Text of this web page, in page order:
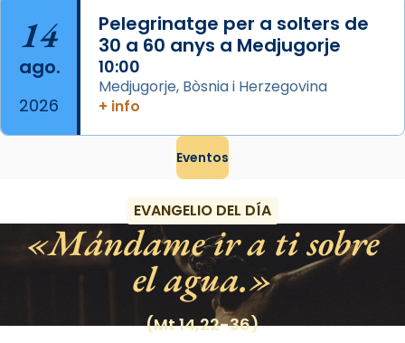
14
ago.
2026
Pelegrinatge per a solters de
30 a 60 anys a Medjugorje
10:00
Medjugorje, Bòsnia i Herzegovina
+ info
Eventos
EVANGELIO DEL DÍA
Mándame ir a ti sobre
el agua.
(Mt 14,22-36)